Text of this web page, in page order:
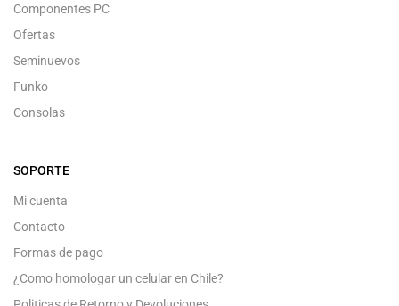
Componentes PC
Ofertas
Seminuevos
Funko
Consolas
SOPORTE
Mi cuenta
Contacto
Formas de pago
¿Como homologar un celular en Chile?